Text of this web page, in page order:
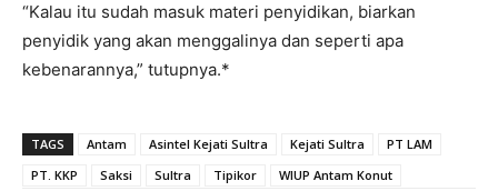
“Kalau itu sudah masuk materi penyidikan, biarkan
penyidik yang akan menggalinya dan seperti apa
kebenarannya,” tutupnya.*
TAGS Antam Asintel Kejati Sultra Kejati Sultra
PT LAM
PT. KKP
Saksi Sultra Tipikor WIUP Antam Konut